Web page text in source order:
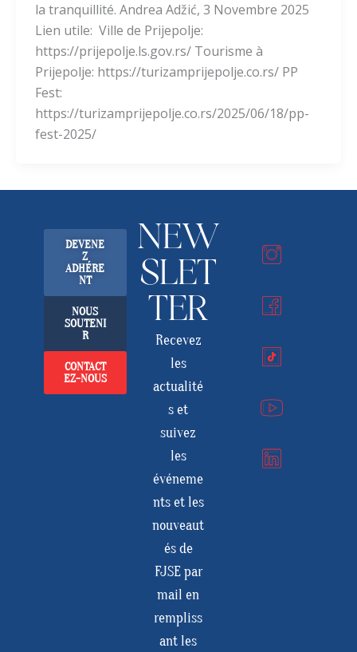
la tranquillité. Andrea Adžić, 3 Novembre 2025
Lien utile: Ville de Prijepolje:
https://prijepolje.ls.gov.rs/ Tourisme à
Prijepolje: https://turizamprijepolje.co.rs/ PP
Fest:
https://turizamprijepolje.co.rs/2025/06/18/pp-
fest-2025/
DEVENE
Z
ADHÉRE
NT
NOUS
SOUTENI
R
CONTACT
EZ-NOUS
NEW
SLET
TER
Recevez
les
actualité
s et
suivez
les
événeme
nts et les
nouveaut
és de
FJSE par
mail en
rempliss
ant les